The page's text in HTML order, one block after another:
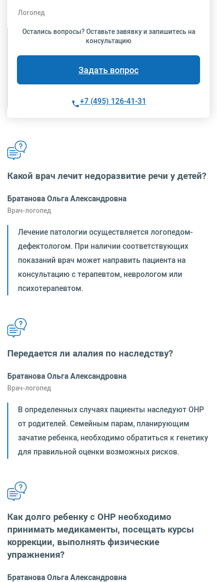
Логопед
Остались вопросы? Оставьте завявку и запишитесь на
консультацию
Задать вопрос
+7 (495) 126-41-31
Какой врач лечит недоразвитие речи у детей?
Братанова Ольга Александровна
Врач-логопед
Лечение патологии осуществляется логопедом-
дефектологом. При наличии соответствующих
показаний врач может направить пациента на
консультацию с терапевтом, неврологом или
психотерапевтом.
Передается ли алалия по наследству?
Братанова Ольга Александровна
Врач-логопед
В определенных случаях пациенты наследуют ОНР
от родителей. Семейным парам, планирующим
зачатие ребенка, необходимо обратиться к генетику
для правильной оценки возможных рисков.
Как долго ребенку с ОНР необходимо
принимать медикаменты, посещать курсы
коррекции, выполнять физические
упражнения?
Братанова Ольга Александровна